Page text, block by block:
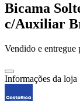
Bicama
c/Auxiliar
Vendido e entregue
Informações da loja